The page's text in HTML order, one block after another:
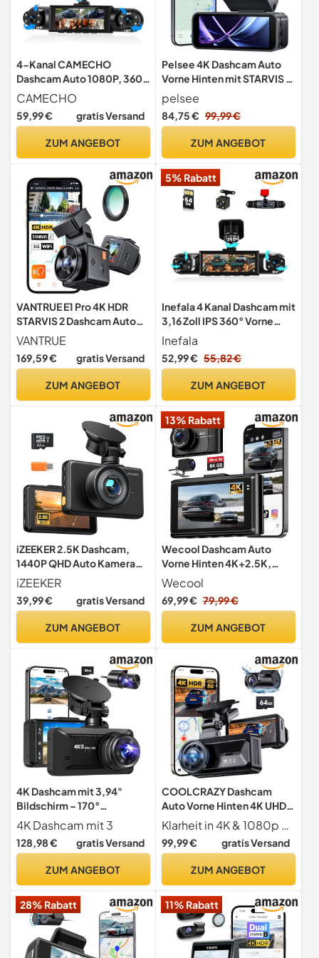
4-Kanal CAMECHO
Dashcam Auto 1080P, 360°
Rundumsicht mit 4
verstellbaren Kameras, 3.16
Zoll Display,
Belichtungskorrektur,
Montage
CAMECHO
59,99 € gratis Versand
ZUM ANGEBOT
Pelsee 4K Dashcam Auto
Vorne Hinten mit STARVIS 2
Sensor, 3.39'' IPS Display
dashcam Auto mit 24H
Parküberwachung, 5.8GHz
Vollfarben-Nachtsicht mit
pelsee
84,75 € 99,99 €
ZUM ANGEBOT
VANTRUE E1 Pro 4K HDR
STARVIS 2 Dashcam Auto
vorne, 5Ghz WLAN Mini
Dash Cam mit CPL, GPS
Sprachbefehle, 15Sek.
Prima Nachtsicht, 1.54 Zoll
Autokamera, max. 1TB
VANTRUE
169,59 € gratis Versand
ZUM ANGEBOT
5% Rabatt
Inefala 4 Kanal Dashcam mit
3,16 Zoll IPS 360° Vorne
Hinten Innen
Inefala
52,99 € 55,82 €
ZUM ANGEBOT
iZEEKER 2.5K Dashcam,
1440P QHD Auto Kamera
mit 3" IPS Display,
Nachtsicht, WDR, 170°
Weitwinkel, Loop-
Notfallaufnahme, 24H
iZEEKER
39,99 € gratis Versand
ZUM ANGEBOT
13% Rabatt
Wecool Dashcam Auto
Vorne Hinten 4K+2.5K,
Dashcam 2 Kanal 170°+150°
Weitwinkelüberwachung,
Dash Cam mit 64GB SD-
Übertragung, Nachtsicht,
Aufnahme, 24/7
Parküberwachung
Wecool
69,99 € 79,99 €
ZUM ANGEBOT
4K Dashcam mit 3,94"
Bildschirm – 170°
Weitwinkel, Auto Kamera
Vorne + Hinten, Nachtsicht
& Parkmodus (ZPBlack)
4K Dashcam mit 3
128,98 € gratis Versand
ZUM ANGEBOT
COOLCRAZY Dashcam
Auto Vorne Hinten 4K UHD
Dual Kamera + kostenlose
64GB SD-Karte mit 5G WiFi
& GPS - 3 Zoll IPS
HDR, App Steuerung, 24h
Klarheit in 4K & 1080p mit Weitwinkel Das Coolcrazy N8 Doppelkamera-System zeichnet vorne in kristallklarem Ultra HD 4K (3840x2160) und hinten in Full HD 1080p auf. Die 170 -Weitwinkel-Frontkamera kombiniert mit der 150 -Heckkamera ermöglicht eine lückenlose Rundumüberwachung Ihres Fahrzeugs. So erkennen Sie mühelos Kennzeichen, Straßenschilder, Fußgänger und alle relevanten Details für maximale Sicherheit und Beweissicherheit unterwegs.
99,99 € gratis Versand
ZUM ANGEBOT
28% Rabatt 11% Rabatt